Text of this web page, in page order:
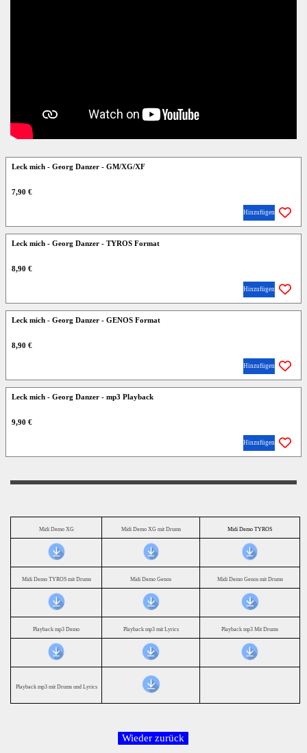
Leck mich - Georg Danzer - GM/XG/XF
7,90 €
Hinzufügen
Leck mich - Georg Danzer - TYROS Format
8,90 €
Hinzufügen
Leck mich - Georg Danzer - GENOS Format
8,90 €
Hinzufügen
Leck mich - Georg Danzer - mp3 Playback
9,90 €
Hinzufügen
Midi Demo XG Midi Demo XG mit Drums Midi Demo TYROS
Midi Demo TYROS mit Drums Midi Demo Genos Midi Demo Genos mit Drums
Playback mp3 Demo Playback mp3 mit Lyrics Playback mp3 Mit Drums
Playback mp3 mit Drums und Lyrics